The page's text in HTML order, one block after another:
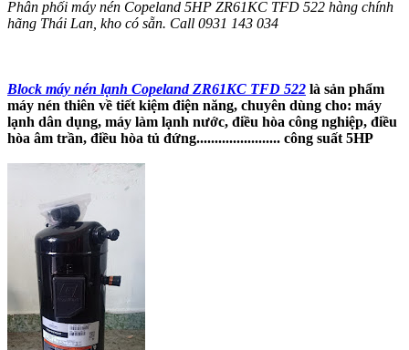
Phân phối máy nén Copeland 5HP ZR61KC TFD 522 hàng chính
hãng Thái Lan, kho có sẵn. Call 0931 143 034
Block máy nén lạnh Copeland ZR61KC TFD 522 là sản phẩm
máy nén thiên về tiết kiệm điện năng, chuyên dùng cho: máy
lạnh dân dụng, máy làm lạnh nước, điều hòa công nghiệp, điều
hòa âm trần, điều hòa tủ đứng....................... công suất 5HP